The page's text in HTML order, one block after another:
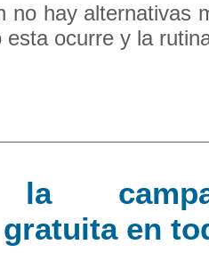
no hay alternativas
esta ocurre y la
la
en